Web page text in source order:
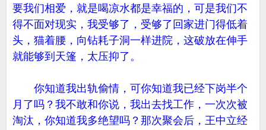
要我们相爱，就是喝凉水都是幸福的，可是我们不
得不面对现实，我受够了，受够了回家进门得低着
头，猫着腰，向钻耗子洞一样进院，这破放在伸手
就能够到天篷，太压抑了。
你知道我出轨偷情，可你知道我已经下岗半个
月了吗？我不敢和你说，我出去找工作，一次次被
淘汰，你知道我多绝望吗？那次聚会后，王中立经